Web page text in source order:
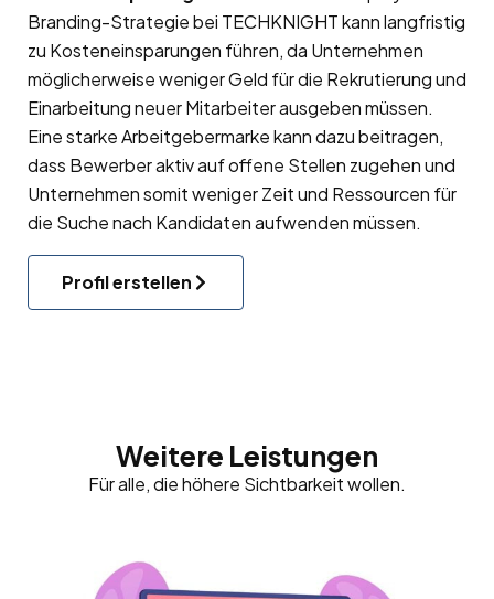
Branding-Strategie bei TECHKNIGHT kann langfristig
zu Kosteneinsparungen führen, da Unternehmen
möglicherweise weniger Geld für die Rekrutierung und
Einarbeitung neuer Mitarbeiter ausgeben müssen.
Eine starke Arbeitgebermarke kann dazu beitragen,
dass Bewerber aktiv auf offene Stellen zugehen und
Unternehmen somit weniger Zeit und Ressourcen für
die Suche nach Kandidaten aufwenden müssen.
Profil erstellen
Weitere Leistungen
Für alle, die höhere Sichtbarkeit wollen.